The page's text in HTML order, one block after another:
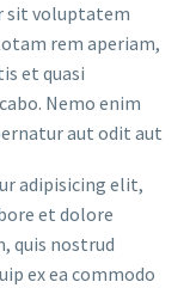
sit voluptatem
rem aperiam,
et quasi
Nemo enim
aut odit aut
adipisicing elit,
et dolore
quis nostrud
ex ea commodo